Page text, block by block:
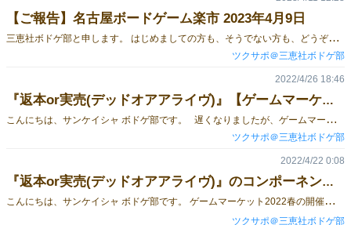
【ご報告】名古屋ボードゲーム楽市 2023年4月9日
三
恵社ボドゲ部と申します。 はじめましての方も、そうでない方も、どうぞお見知りおきください。 ゲームマーケット2023春まで残り約１ヶ月。皆様いかがお過ごしでしょうか。 我々は、2023年4月9日に愛知県名古屋市にある"ウインクあいち"で行われた 「名古屋ボードゲーム楽市」をスポンサーとして応援するとともに、 2作品+@を持って出展させていただきました。 当日は、旧作『返本or実売(デッドオアアライヴ)』📖と新作『ゾンビラン』🧟を販売。 ひっそりと頒布していた冊子『誰でもできる ボードゲームづくりのすすめ』は、 おかげさまで午前中に完売しました！ また、ボードゲームクリエイター集団TEAMきょらっCO (東京のきょろ@Kyoro_RPG、愛知の斉藤らっこ@RakkoSaito、滋賀のcorp@CorpBodoge、新潟のたかひろう[プロデューサー]@TSince1968)とともに、 「ボドゲ筋を鍛えよう！」という企画も同時に開催。 話を聞いたり購入していただいた方々に、パワーを授けました💪 さて、クリスマスが終わったらお正月に飾り付けを変えるように、 ゲームマーケット春に向け、気持ちを切り替えて準備・発信を進めてまいります。 三恵社ボドゲ部 は『ボードゲーム制作支援「ツクサポ」』というサービスで、 土曜サ-16にてお待ちしております。 ゲームマーケット2023春MAP 三恵社ボドゲ部 ゲームマーケットブースページ
ツクサポ＠三恵社ボドゲ部
『返本or実売(デッドオアアライヴ)』【ゲームマーケット2022春のお礼】
こ
んにちは、サンケイシャ ボドゲ部です。 遅くなりましたが、ゲームマーケット2022春 ニ18「サンケイシャ ボドゲ部（三恵社）」のブースにご来訪いただいた皆様、 ご購入いただいた皆様、数あるブースの中からお選びいただき、誠にありがとうございました。 23日(土)のみの出展でしたが、想定以上に多くのお客様に足を運んでいただき、感謝の気持ちでいっぱいです。 また、おかげさまで、目標としていた販売個数を達成することができました！ とはいえ、遊んでもらうことが目的なので、 ぜひプレイ中の様子など「#返本or実売」をつけてTwitterなどで発信していただけると嬉しいです！ また、プレイにあたってご不明な点などがございましたら、お気軽にご質問ください。 一般販売など、今後の展開については、Twitterで随時発信してまいりますので、よろしくお願いいたします。 最後になりましたが、今回、発信のみならず、制作も含めて始動が遅かったこともあり、 かなりギリギリのスケジュールの中、我々の制作陣はもちろん、テストプレイに協力してくださった皆様、 Twitterをはじめとして応援していただいた方など、多くの方の支えによって、初出展を乗り越えることができました。 改めて、深く感謝申し上げます。 ゲーム紹介ページはこちら
2022/4/26 18:46
ツクサポ＠三恵社ボドゲ部
『返本or実売(デッドオアアライヴ)』のコンポーネント紹介【アクション編】
こ
んにちは、サンケイシャ ボドゲ部です。 ゲームマーケット2022春の開催に向けて、 我々の販売する『返本 or 実売（デッドオアアライヴ）』のゲーム紹介をしていきます👏 ゲーム概要 あなたは様々なジャンルの本を発行する出版社。 『返本』を避けつつ、『実売』を増やしながら、売上No.1の出版社を目指すゲームです。 書店の売れ筋に合わせて、5種(3～4人プレイ時は4種)のジャンルの中から新刊を選びます。 話題のジャンルを独占したり、他の出版社が出す人気ジャンルに乗じて競合しながら、 アクションの回数を増やし、出版しましょう。 ただし、出版したからといって売れるとは限りません。 返本が２つ溜まると、実売が１つ減ってしまうので、予測をうまく使うことも大切です。 手番が1周するまでに、最も実売数が多かった人が勝利です。 アクションカード紹介 今回ご紹介するのは、「アクション(ACT)」をサポートするカードです。 アクションとは？ 『新刊カード』を出して得られる行動のことです。 アクション1回につき、『予測』あるいは『出版』のどちらか一方ができます。 『新刊カード』によって、どちらかの行動に制限がかかる場合もあります。 アクションの回数や行動制限について、 詳しくは『新刊カード』の紹介文をご覧ください。 👁予測👁 ￥出版📚 山札の一番上の「販売カード」を自分だけ見て、 山札の一番上に戻すか、裏向きで捨て札に置く。 「販売カード」を山札の一番上から1枚引き、 全員に公開して獲得。 ※『予測』で見た「実売」の「販売カード」を獲得するには、 山札の一番上に戻した後、『出版』のアクションが1回必要になります。 勝利のため、『出版』をおこない、『実売』『実売×2』を多く集めましょう！ とはいえ、『返本』が2枚溜まると『実売』が減るため、 できるだけ『予測』を使って避けることも重要です。 ただ、『実売』数が同じ場合、「販売カード」の枚数で決着がつくので、 多少リスクを負って積極的に『出版』しないと、勝つことが難しくなります。 ゲーム紹介ページはこちら 予約ページはこちら ★1日目 2022年4月23日土曜日【ニ18】に出展 出版社の仕事に興味がある方は、冷やかしでも構いませんので、ぜひお立ち寄りください🙇
2022/4/22 0:08
ツクサポ＠三恵社ボドゲ部